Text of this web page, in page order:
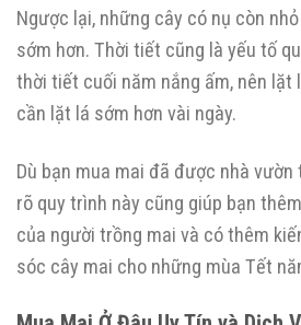
Ngược lại, những cây có nụ còn
sớm hơn. Thời tiết cũng là yếu tố
thời tiết cuối năm nắng ấm, nên lặt
cần lặt lá sớm hơn vài ngày.
Dù bạn mua mai đã được nhà
rõ quy trình này cũng giúp bạn
của người trồng mai và có thêm
sóc cây mai cho những mùa Tết